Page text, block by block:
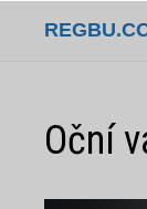
Oční